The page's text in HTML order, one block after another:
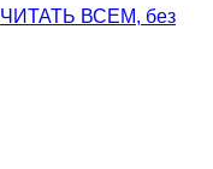
ЧИТАТЬ ВСЕМ, без